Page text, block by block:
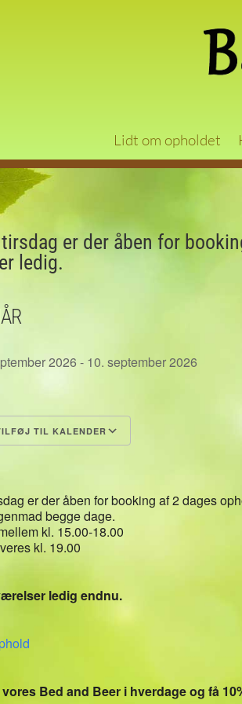
Lidt om opholdet
er der åben for
ledig.
2026 - 10. september 2026
TIL KALENDER
er der åben for booking af 2 dages
begge dage.
kl. 15.00-18.00
kl. 19.00
ledig endnu.
Bed and Beer i hverdage og få